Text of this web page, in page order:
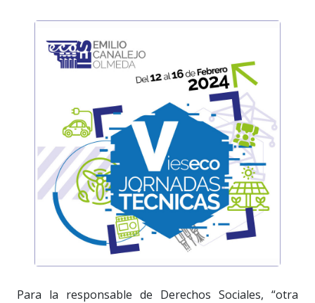
Para la responsable de Derechos Sociales, “otra